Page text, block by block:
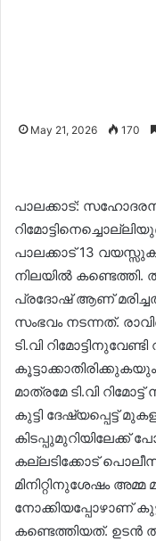
May 21, 2026 170
പാലക്കാട്:
പാലക്കാട് 13
നിലയിൽ കണ്ടെത്തി.
പ്രദോഷ് ആണ്
സംഭവം നടന്നത്.
ടി.വി
മാത്രമേ ടി.വി
കുട്ടി ദേഷ്യപ്പെട്ട്
കല്ലടിക്കോട്
മിനിറ്റിനുശേഷം
നോക്കിയപ്പോഴാണ്
കണ്ടെത്തിയത്.